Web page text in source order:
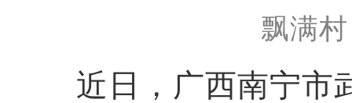
近日，广西南宁市